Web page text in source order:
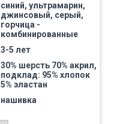
синий, ультрамарин,
джинсовый, серый,
горчица -
комбинированные
3-5 лет
30% шерсть 70% акрил,
подклад: 95% хлопок
5% эластан
нашивка